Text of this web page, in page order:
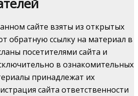
сайте взяты из открытых
обратную ссылку на материал в
посетителями сайта и
в ознакомительных
принадлежат их
сайта ответственности